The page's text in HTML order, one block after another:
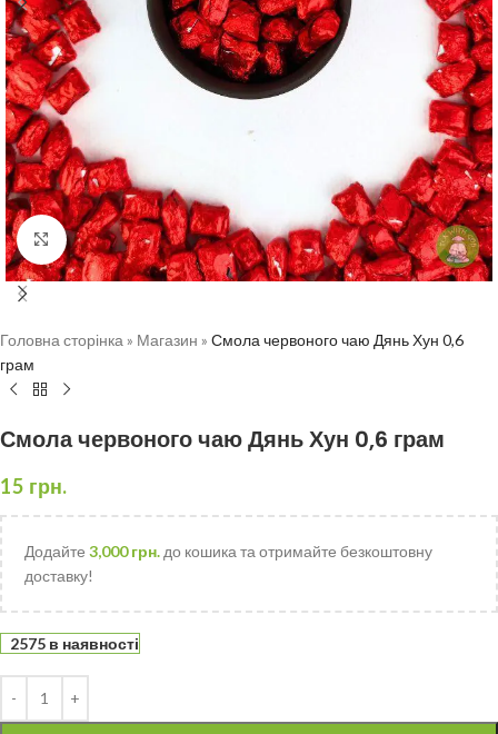
Натисніть, щоб збільшити
Головна сторінка » Магазин » Смола червоного чаю Дянь Хун 0,6
грам
Смола червоного чаю Дянь Хун 0,6 грам
15 грн.
Додайте 3,000грн. до кошика та отримайте безкоштовну
доставку!
2575 в наявності